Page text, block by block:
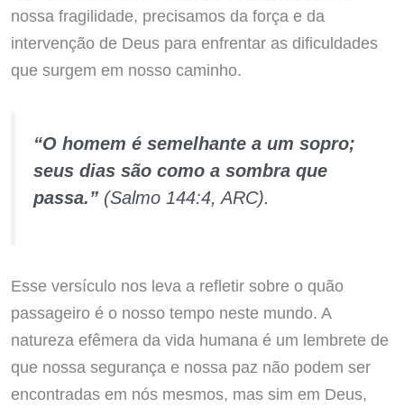
nossa fragilidade, precisamos da força e da
intervenção de Deus para enfrentar as dificuldades
que surgem em nosso caminho.
“O homem é semelhante a um sopro;
seus dias são como a sombra que
passa.”(Salmo 144:4, ARC).
Esse versículo nos leva a refletir sobre o quão
passageiro é o nosso tempo neste mundo. A
natureza efêmera da vida humana é um lembrete de
que nossa segurança e nossa paz não podem ser
encontradas em nós mesmos, mas sim em Deus,